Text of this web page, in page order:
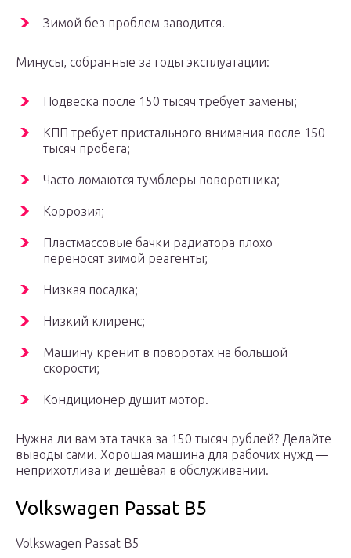
Зимой без проблем заводится.
Минусы, собранные за годы эксплуатации:
Подвеска после 150 тысяч требует замены;
КПП требует пристального внимания после 150
тысяч пробега;
Часто ломаются тумблеры поворотника;
Коррозия;
Пластмассовые бачки радиатора плохо
переносят зимой реагенты;
Низкая посадка;
Низкий клиренс;
Машину кренит в поворотах на большой
скорости;
Кондиционер душит мотор.
Нужна ли вам эта тачка за 150 тысяч рублей? Делайте
выводы сами. Хорошая машина для рабочих нужд —
неприхотлива и дешёвая в обслуживании.
Volkswagen Passat B5
Volkswagen Passat B5